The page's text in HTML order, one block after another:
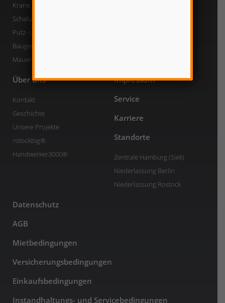
Krane
Schalung
Putz- und Fördertechnik
Baugeräte
Mauer- und Sägetechnik
Über uns
Kontakt
Geschichte
Unsere Projekte
>stockbig®
Handwerker3000®
Impressum
Service
Karriere
Standorte
Zentrale Hamburg (Siek)
Niederlassung Berlin
Niederlassung Rostock
Datenschutz
AGB
Mietbedingungen
Versicherungsbedingungen
Einkaufsbedingungen
Instandhaltungs- und Servicebedingungen